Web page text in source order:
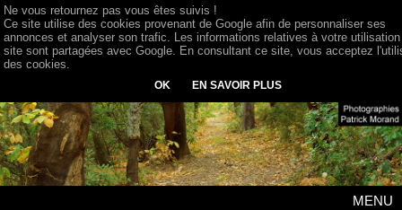
MENU
Ne vous retournez pas vous êtes suivis !
Ce site utilise des cookies provenant de Google afin de personnaliser ses
annonces et analyser son trafic. Les informations relatives à votre
site sont partagées avec Google. En consultant ce site, vous acceptez
des cookies.
OK EN SAVOIR PLUS